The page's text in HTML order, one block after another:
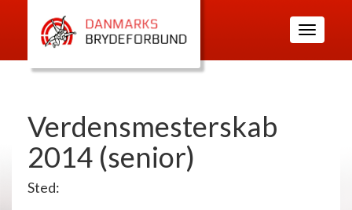
Toggle
navigation
Verdensmesterskab
2014 (senior)
Sted: